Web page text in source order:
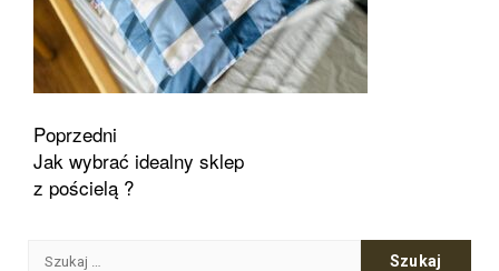
Zobacz
wpisy
Poprzedni
Jak wybrać idealny sklep
z pościelą ?
Szukaj: